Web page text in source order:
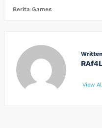
Berita Games
View